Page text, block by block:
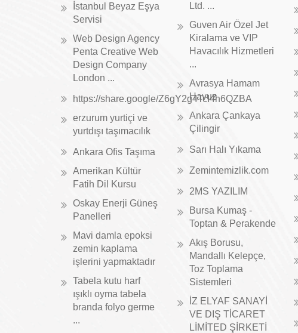
İstanbul Beyaz Eşya
Servisi
Web Design Agency
Penta Creative Web
Design Company
London ...
https://share.google/Z6gY2g4TcI4h6QZBA
erzurum yurtiçi ve
yurtdışı taşımacılık
Ankara Ofis Taşıma
Amerikan Kültür
Fatih Dil Kursu
Oskay Enerji Güneş
Panelleri
Mavi damla epoksi
zemin kaplama
işlerini yapmaktadır
Tabela kutu harf
ışıklı oyma tabela
branda folyo germe
...
Ltd. ...
Guven Air Özel Jet
Kiralama ve VIP
Havacılık Hizmetleri
...
Avrasya Hamam
Havuz
Ankara Çankaya
Çilingir
Sarı Halı Yıkama
Zemintemizlik.com
2MS YAZILIM
Bursa Kumaş -
Toptan & Perakende
Akış Borusu,
Mandallı Kelepçe,
Toz Toplama
Sistemleri
İZ ELYAF SANAYİ
VE DIŞ TİCARET
LİMİTED ŞİRKETİ